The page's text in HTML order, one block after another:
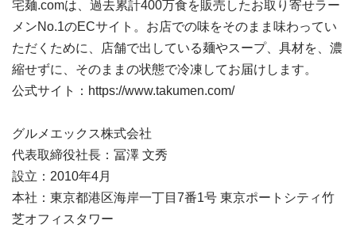
宅麺.comは、過去累計400万食を販売したお取り寄せラー
メンNo.1のECサイト。お店での味をそのまま味わってい
ただくために、店舗で出している麺やスープ、具材を、濃
縮せずに、そのままの状態で冷凍してお届けします。
公式サイト： https://www.takumen.com/
グルメエックス株式会社
代表取締役社長：冨澤 文秀
設立：2010年4月
本社：東京都港区海岸一丁目7番1号 東京ポートシティ竹
芝オフィスタワー